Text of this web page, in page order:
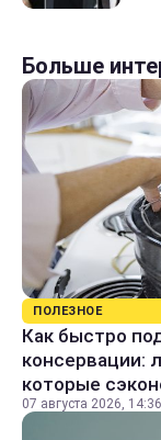
Больше
ПОЛЕЗНОЕ
Как быстро
консервации:
которые
07 августа 2026, 14:36